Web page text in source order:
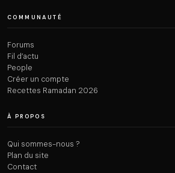
COMMUNAUTÉ
Forums
Fil d’actu
People
Créer un compte
Recettes Ramadan 2026
À PROPOS
Qui sommes-nous ?
Plan du site
Contact